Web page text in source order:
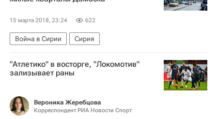
15 марта 2018, 23:24 622
Война в Сирии Сирия
"Атлетико" в восторге, "Локомотив"
зализывает раны
Вероника Жеребцова
Корреспондент РИА Новости Спорт